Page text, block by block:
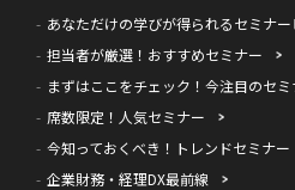
あなただけの学びが得られるセミナ
担当者が厳選！おすすめセミナー
まずはここをチェック！今注目のセミ
席数限定！人気セミナー
今知っておくべき！トレンドセミナー
企業財務・経理DX最前線